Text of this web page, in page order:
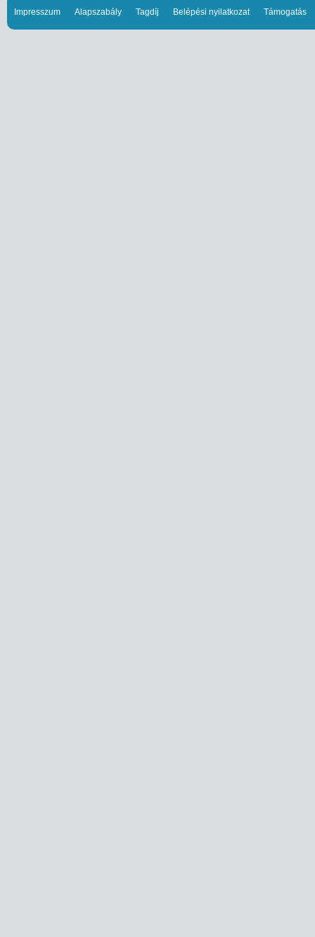
Impresszum Alapszabály Tagdíj Belépési nyilatkozat Támogatás